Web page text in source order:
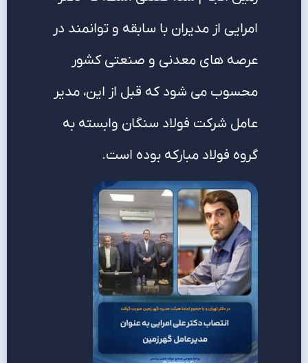
امرایی از مدیران با سابقه و توانمند در
عرصه های معدنی و صنعتی کشور
محسوب می شود که قبل از این، مدیر
عامل شرکت فولاد سنگان وابسته به
گروه فولاد مبارکه بوده است.